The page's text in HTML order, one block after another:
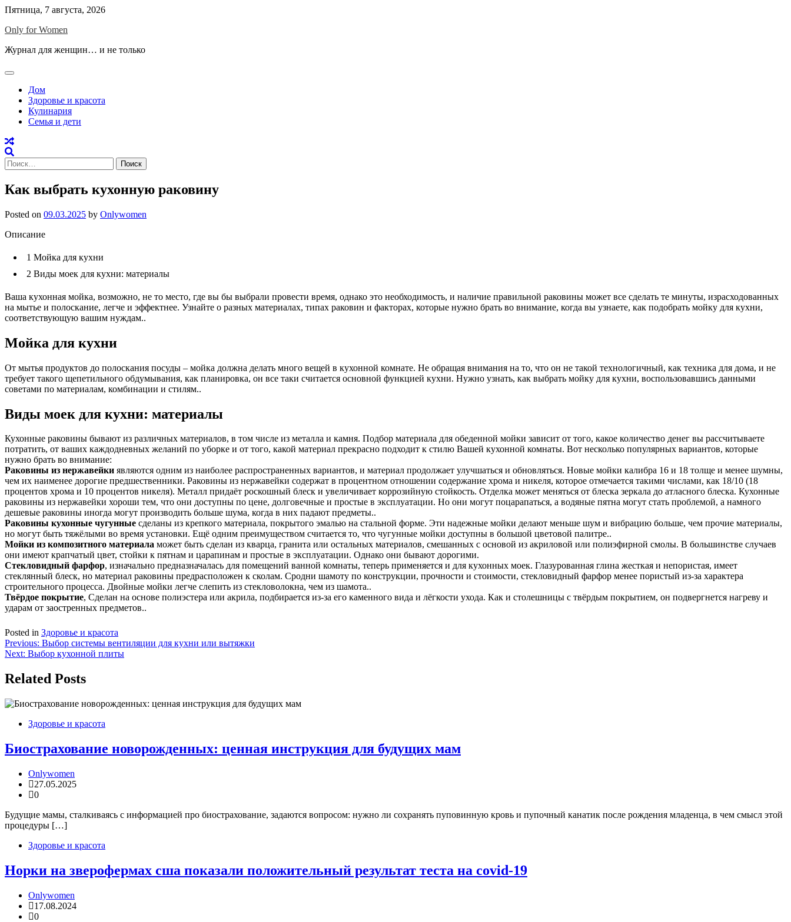
Skip
content
Пятница, 7 августа, 2026
Only for Women
Журнал для женщин… и не только
Дом
Здоровье и красота
Кулинария
Семья и дети
Найти:
Как выбрать кухонную раковину
Posted on 09.03.2025 by Onlywomen
Описание
1 Мойка для кухни
2 Виды моек для кухни: материалы
Ваша кухонная мойка, возможно, не то место, где вы бы выбрали провести время, однако это необходимость, и наличие правильной раковины может все сделать те минуты, израсходованных
на мытье и полоскание, легче и эффектнее. Узнайте о разных материалах, типах раковин и факторах, которые нужно брать во внимание, когда вы узнаете, как подобрать мойку для кухни,
соответствующую вашим нуждам..
Мойка для кухни
От мытья продуктов до полоскания посуды – мойка должна делать много вещей в кухонной комнате. Не обращая внимания на то, что он не такой технологичный, как техника для дома, и не
требует такого щепетильного обдумывания, как планировка, он все таки считается основной функцией кухни. Нужно узнать, как выбрать мойку для кухни, воспользовавшись данными
советами по материалам, комбинации и стилям..
Виды моек для кухни: материалы
Кухонные раковины бывают из различных материалов, в том числе из металла и камня. Подбор материала для обеденной мойки зависит от того, какое количество денег вы рассчитываете
потратить, от ваших каждодневных желаний по уборке и от того, какой материал прекрасно подходит к стилю Вашей кухонной комнаты. Вот несколько популярных вариантов, которые
нужно брать во внимание:
Раковины из нержавейки являются одним из наиболее распространенных вариантов, и материал продолжает улучшаться и обновляться. Новые мойки калибра 16 и 18 толще и менее шумны,
чем их наименее дорогие предшественники. Раковины из нержавейки содержат в процентном отношении содержание хрома и никеля, которое отмечается такими числами, как 18/10 (18
процентов хрома и 10 процентов никеля). Металл придаёт роскошный блеск и увеличивает коррозийную стойкость. Отделка может меняться от блеска зеркала до атласного блеска. Кухонные
раковины из нержавейки хороши тем, что они доступны по цене, долговечные и простые в эксплуатации. Но они могут поцарапаться, а водяные пятна могут стать проблемой, а намного
дешевые раковины иногда могут производить больше шума, когда в них падают предметы..
Раковины кухонные чугунные сделаны из крепкого материала, покрытого эмалью на стальной форме. Эти надежные мойки делают меньше шум и вибрацию больше, чем прочие материалы,
но могут быть тяжёлыми во время установки. Ещё одним преимуществом считается то, что чугунные мойки доступны в большой цветовой палитре..
Мойки из композитного материала может быть сделан из кварца, гранита или остальных материалов, смешанных с основой из акриловой или полиэфирной смолы. В большинстве случаев
они имеют крапчатый цвет, стойки к пятнам и царапинам и простые в эксплуатации. Однако они бывают дорогими.
Стекловидный фарфор, изначально предназначалась для помещений ванной комнаты, теперь применяется и для кухонных моек. Глазурованная глина жесткая и непористая, имеет
стеклянный блеск, но материал раковины предрасположен к сколам. Сродни шамоту по конструкции, прочности и стоимости, стекловидный фарфор менее пористый из-за характера
строительного процесса. Двойные мойки легче слепить из стекловолокна, чем из шамота..
Твёрдое покрытие, Сделан на основе полиэстера или акрила, подбирается из-за его каменного вида и лёгкости ухода. Как и столешницы с твёрдым покрытием, он подвергнется нагреву и
ударам от заостренных предметов..
Posted in Здоровье и красота
Навигация
по
записям
Previous: Выбор системы вентиляции для кухни или вытяжки
Next: Выбор кухонной плиты
Related Posts
Здоровье и красота
Биострахование новорожденных: ценная инструкция для будущих мам
Onlywomen
27.05.2025
0
Будущие мамы, сталкиваясь с информацией про биострахование, задаются вопросом: нужно ли сохранять пуповинную кровь и пупочный канатик после рождения младенца, в чем смысл этой
процедуры […]
Здоровье и красота
Норки на зверофермах сша показали положительный результат теста на covid-19
Onlywomen
17.08.2024
0